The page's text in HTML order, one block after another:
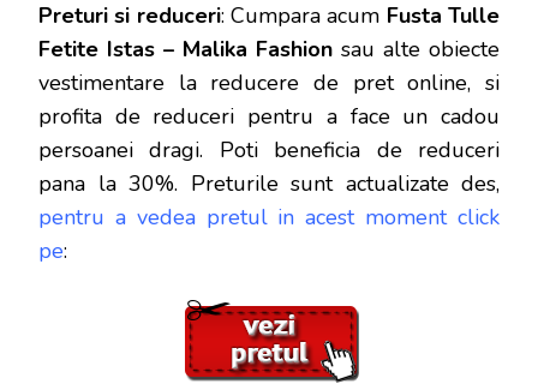
Preturi si reduceri: Cumpara acum Fusta Tulle
Fetite Istas – Malika Fashion sau alte obiecte
vestimentare la reducere de pret online, si
profita de reduceri pentru a face un cadou
persoanei dragi. Poti beneficia de reduceri
pana la 30%. Preturile sunt actualizate des,
pentru a vedea pretul in acest moment click
pe: